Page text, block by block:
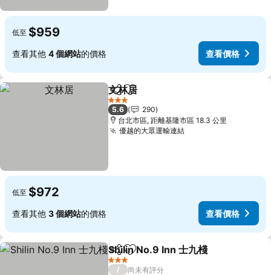
低至 $959
查看其他 4 個網站的價格 查看價格
分享 加入我的最愛
文林居
3 星級
5.6
290
台北市區, 距離基隆市區 18.3 公里
優越的大眾運輸連結查看價格
低至 $972
查看其他 3 個網站的價格 查看價格
分享 加入我的最愛
Shilin No.9 Inn 士九棧
3 星級
/
尚未有評分